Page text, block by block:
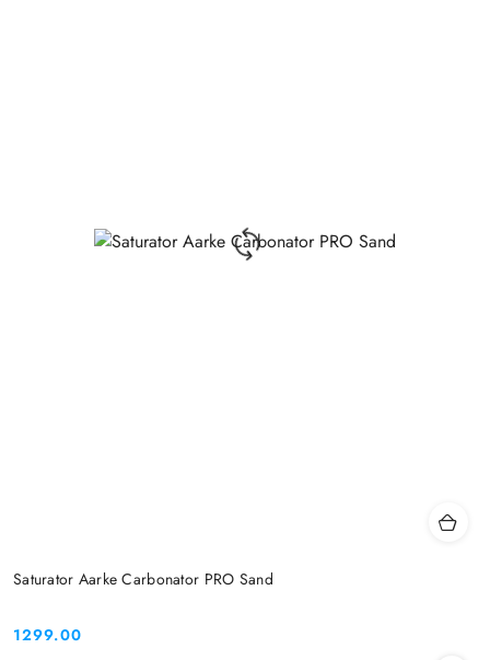
Saturator Aarke Carbonator PRO Sand
Cena:
1299.00